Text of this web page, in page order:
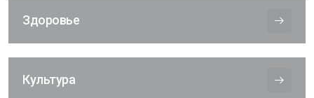
Здоровье
Культура